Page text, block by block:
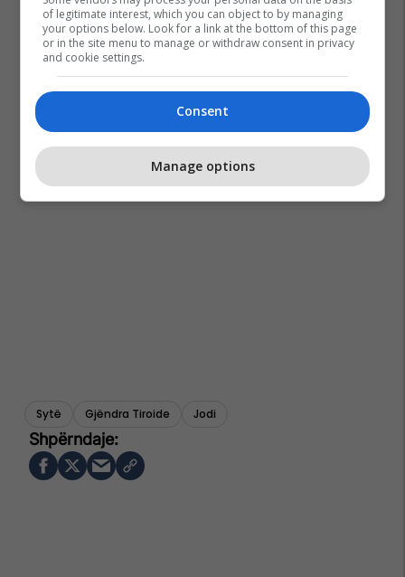
Sytë Gjëndra Tiroide Jodi
of legitimate interest, which you can object to by managing
your options below. Look for a link at the bottom of this page
or in the site menu to manage or withdraw consent in privacy
and cookie settings.
Consent
Manage options